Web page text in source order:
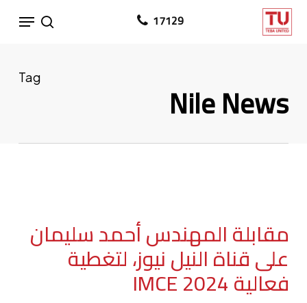
Skip
17129
search
Menu
Tag
Nile News
مقابلة المهندس أحمد سليمان
على قناة النيل نيوز، لتغطية
فعالية IMCE 2024